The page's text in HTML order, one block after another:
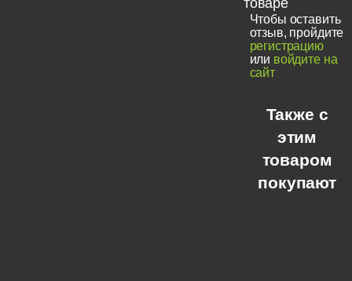
Чтобы оставить
отзыв, пройдите
регистрацию
или войдите на
сайт
Также с
этим
товаром
покупают